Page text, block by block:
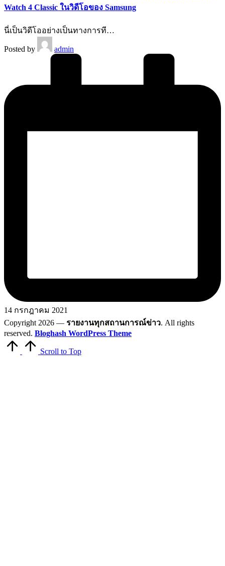
Watch 4 Classic ในวิดีโอของ Samsung
นี่เป็นวิดีโออย่างเป็นทางการที…
Posted by admin
14 กรกฎาคม 2021
Copyright 2026 — รายงานทุกสถานการณ์ข่าว. All rights
reserved. Bloghash WordPress Theme
Scroll to Top